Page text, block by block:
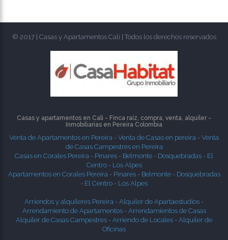
© 2017 | Casas y Apartamentos Cali | Todos los derechos reservados
Casas y apartamentos en Cali - Finca raíz, compra, venta, alquiler -
Inmobiliarias en Pereira Colombia
Venta de Apartamentos en Pereira - Venta de Casas en pereira - Venta
de Casas Campestres en Pereira
Casas en Corales Pereira - Pinares - Belmonte - Dosquebradas - El
Centro- Los Alpes
Apartamentos en Corales Pereira - Pinares- Belmonte- Dosquebradas
- El Centro - Los Alpes
Arriendos y alquileres Pereira - Alquiler de Apartaestudios -
Arrendamiento de Apartamentos- Arrendamientos de Casas
Alquiler de Casas Campestres - Arriendo de Locales - Alquiler de
Oficinas